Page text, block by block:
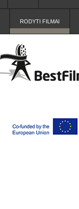
RODYTI FILMAI